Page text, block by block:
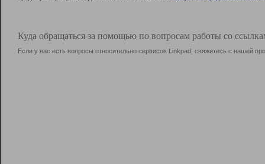
Куда обращаться за помощью по вопросам работы со
Если у вас есть вопросы относительно сервисов Linkpad, свяжитесь с нашей